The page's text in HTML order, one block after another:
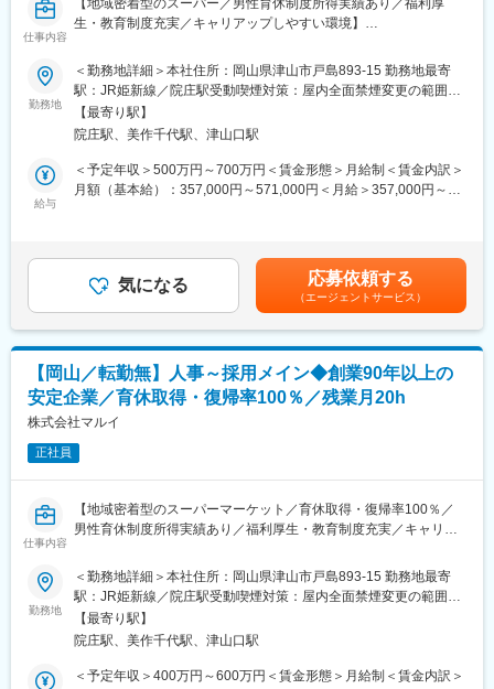
1931年2月、津山市元魚町14番地にマルイ食料品店として創業。
西日本エリアの食料品店では最も早くセルフサービス方式を導入
設立。現在は岡山県、鳥取県、島根県で食品スーパーマーケット
を展開しています。2020年からは本格的にデジタルトランスフォ
ーメーション（以下、DX）への取組みを開始しました。フルセル
フレジの導入、デジタル販促の強化、お客様1人ひとりの購買実績
今後も、新たなサービスや商品を創造し、変革し、地域の皆様の
健やかな食生活のお手伝いが出来る「食の専門家」を目指し、地
仕事内容
【地域密着型のスーパー／男性育休制度所得実績あり／福利厚
生・教育制度充実／キャリアップしやすい環境】
当社では店舗業務の省力化・精度向上・競争力強化に向け、
POS・在庫・発注・分析系などのシステム刷新を推進しておりま
す。
システム開発・導入経験を持ち、現場と協働しながら「定着まで
伴走できる人材」を求めています。
■ミッション：
単なるシステム導入ではなく、「現場で成果を出す仕組み作り」
がゴールです。
- POS・在庫・発注など営業システム、バックオフィス向けシステ
ムなどの導入プロジェクト推進
- 現場課題のヒアリングと要件定義、ベンダー折衝・管理
2. 店舗現場との協働推進
- 店舗スタッフとの定例ミーティング、現地ヒアリング
- 操作教育・マニュアル整備・初期トラブル対応
- 店舗ごとの成功事例の共有とナレッジ展開
3. 業務改善とPDCA実行
- 継続的な業務改善提案とアップデート企画
- 関連部門（販促、商品、経理など）との横断連携
■キャリアパス：
展開
勤務地
＜勤務地詳細＞本社住所：岡山県津山市戸島893-15 勤務地最寄
駅：JR姫新線／院庄駅受動喫煙対策：屋内全面禁煙変更の範囲：
会社の定める事業所
【最寄り駅】
院庄駅、美作千代駅、津山口駅
給与
＜予定年収＞500万円～700万円＜賃金形態＞月給制＜賃金内訳＞
月額（基本給）：357,000円～571,000円＜月給＞357,000円～
までも目安の金額であり、選考を通じて上下する可能性がありま
す。月給(月額)は固定手当を含めた表記です。
気になる 応募依頼する
（エージェントサービス）
【岡山／転勤無】人事～採用メイン◆創業90年以上の
安定企業／育休取得・復帰率100％／残業月20h
株式会社マルイ
正社員
仕事内容
【地域密着型のスーパーマーケット／育休取得・復帰率100％／
男性育休制度所得実績あり／福利厚生・教育制度充実／キャリア
当社は地域の食のライフラインを支えるスーパーマーケットとし
て、岡山・鳥取・島根で店舗展開をしております。
今回は地域人材の確保を担っていただく総務人事の追加募集を実
施しております。
勤務地
＜勤務地詳細＞本社住所：岡山県津山市戸島893-15 勤務地最寄
駅：JR姫新線／院庄駅受動喫煙対策：屋内全面禁煙変更の範囲：
会社の定める事業所
【最寄り駅】
院庄駅、美作千代駅、津山口駅
＜予定年収＞400万円～600万円＜賃金形態＞月給制＜賃金内訳＞